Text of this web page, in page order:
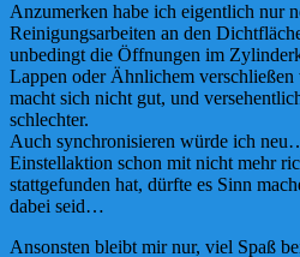
Anzumerken habe ich eigentlich nur
Reinigungsarbeiten an den
unbedingt die Öffnungen im
Lappen oder Ähnlichem
macht sich nicht gut, und
schlechter.
Auch synchronisieren würde ich
Einstellaktion schon mit nicht mehr
stattgefunden hat, dürfte es Sinn
dabei seid…
Ansonsten bleibt mir nur, viel Spaß